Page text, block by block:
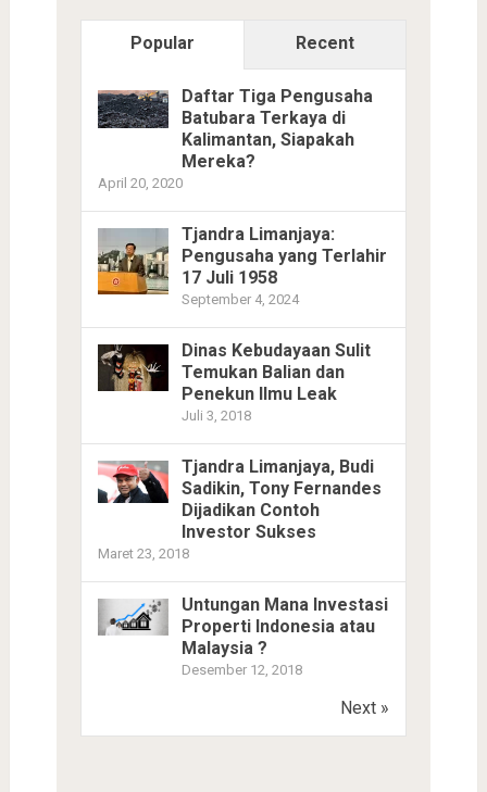
Popular Recent
Daftar Tiga Pengusaha
Batubara Terkaya di
Kalimantan, Siapakah
Mereka?
April 20, 2020
Tjandra Limanjaya:
Pengusaha yang Terlahir
17 Juli 1958
September 4, 2024
Dinas Kebudayaan Sulit
Temukan Balian dan
Penekun Ilmu Leak
Juli 3, 2018
Tjandra Limanjaya, Budi
Sadikin, Tony Fernandes
Dijadikan Contoh
Investor Sukses
Maret 23, 2018
Untungan Mana Investasi
Properti Indonesia atau
Malaysia ?
Desember 12, 2018
Next »